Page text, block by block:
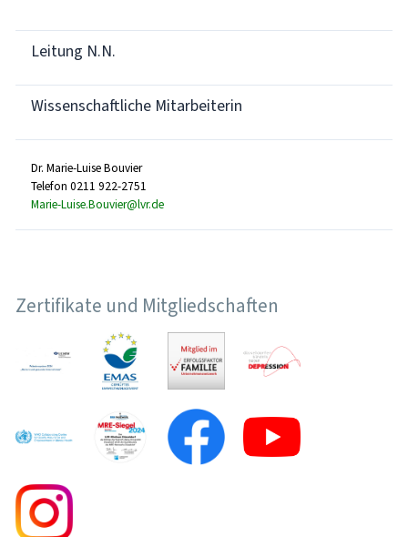
Leitung N.N.
Wissenschaftliche Mitarbeiterin
Dr. Marie-Luise Bouvier
Telefon 0211 922-2751
Marie-Luise.Bouvier@lvr.de
Zertifikate und Mitgliedschaften